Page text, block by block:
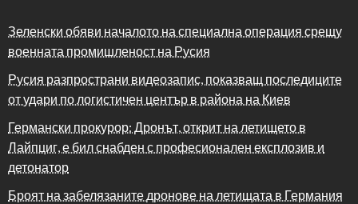
Зеленски обяви началото на специална операция срещу
военната промишленост на Русия
Русия разпространи видеозапис, показващ последиците
от удари по логистичен център в района на Киев
Германски прокурор: Дронът, открит на летището в
Лайпциг, е бил снабден с професионален експлозив и
детонатор
Броят на забелязаните дронове на летищата в Германия